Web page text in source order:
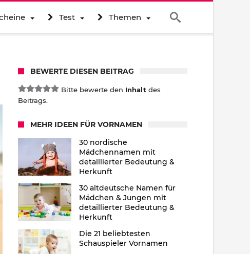
Test Themen
BEWERTE DIESEN BEITRAG
Bitte bewerte den Inhalt des
Beitrags.
MEHR IDEEN FÜR VORNAMEN
30 nordische
Mädchennamen mit
detaillierter Bedeutung &
Herkunft
30 altdeutsche Namen für
Mädchen & Jungen mit
detaillierter Bedeutung &
Herkunft
Die 21 beliebtesten
Schauspieler Vornamen